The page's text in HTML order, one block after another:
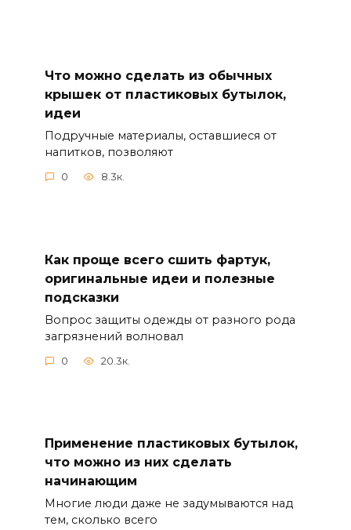
Что можно сделать из обычных
крышек от пластиковых бутылок,
идеи
Подручные материалы, оставшиеся от
напитков, позволяют
0 8.3к.
Как проще всего сшить фартук,
оригинальные идеи и полезные
подсказки
Вопрос защиты одежды от разного рода
загрязнений волновал
0 20.3к.
Применение пластиковых бутылок,
что можно из них сделать
начинающим
Многие люди даже не задумываются над
тем, сколько всего